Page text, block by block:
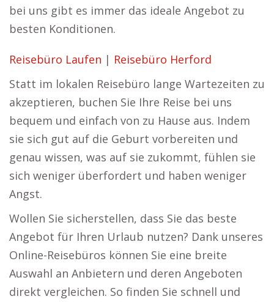
bei uns gibt es immer das ideale Angebot zu
besten Konditionen.
Reisebüro Laufen | Reisebüro Herford
Statt im lokalen Reisebüro lange Wartezeiten zu
akzeptieren, buchen Sie Ihre Reise bei uns
bequem und einfach von zu Hause aus. Indem
sie sich gut auf die Geburt vorbereiten und
genau wissen, was auf sie zukommt, fühlen sie
sich weniger überfordert und haben weniger
Angst.
Wollen Sie sicherstellen, dass Sie das beste
Angebot für Ihren Urlaub nutzen? Dank unseres
Online-Reisebüros können Sie eine breite
Auswahl an Anbietern und deren Angeboten
direkt vergleichen. So finden Sie schnell und